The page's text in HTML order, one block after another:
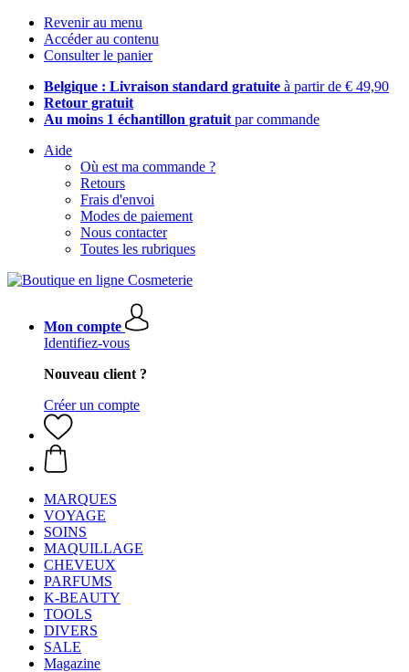
Revenir au menu
Accéder au contenu
Consulter le panier
Belgique : Livraison standard gratuite à partir de € 49,90
Retour gratuit
Au moins 1 échantillon gratuit par commande
Aide
Où est ma commande ?
Retours
Frais d'envoi
Modes de paiement
Nous contacter
Toutes les rubriques
Mon compte
Identifiez-vous
Nouveau client ?
Créer un compte
MARQUES
VOYAGE
SOINS
MAQUILLAGE
CHEVEUX
PARFUMS
K-BEAUTY
TOOLS
DIVERS
SALE
Magazine